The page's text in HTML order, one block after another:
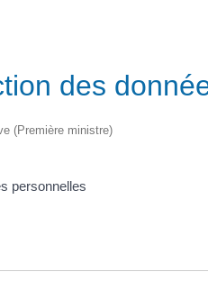
des
(Première ministre)
personnelles